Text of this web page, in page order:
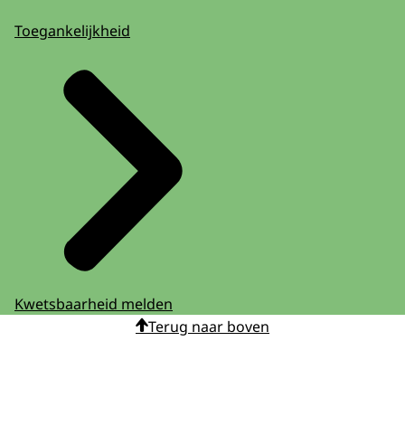
Toegankelijkheid
Kwetsbaarheid melden
Terug naar boven